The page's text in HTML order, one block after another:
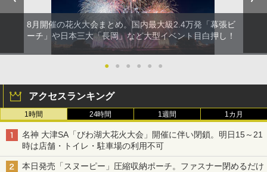
8月開催の花火大会まとめ。国内最大級2.4万発「幕張ビ
ーチ」や日本三大「長岡」など大型イベント目白押し！
● ● ● ● ● ●
アクセスランキング
1時間 24時間 1週間 1カ月
名神 大津SA「びわ湖大花火大会」開催に伴い閉鎖。明日15～21
時は店舗・トイレ・駐車場の利用不可
本日発売「スヌーピー」圧縮収納ポーチ。ファスナー閉めるだけ